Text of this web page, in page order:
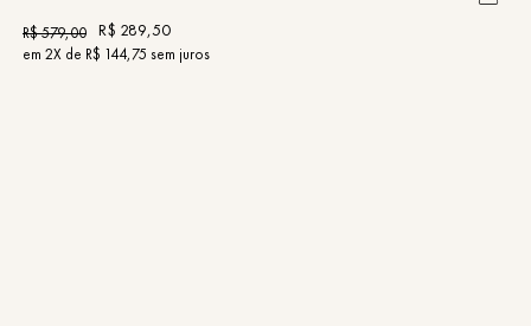
R$579,00 R$ 289,50
em 2X de R$ 144,75 sem juros